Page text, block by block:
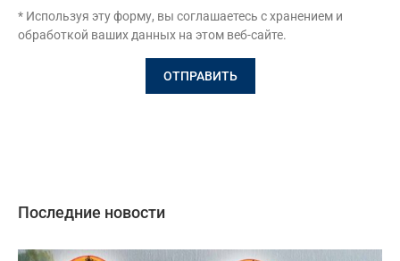
* Используя эту форму, вы соглашаетесь с хранением и
обработкой ваших данных на этом веб-сайте.
Последние новости